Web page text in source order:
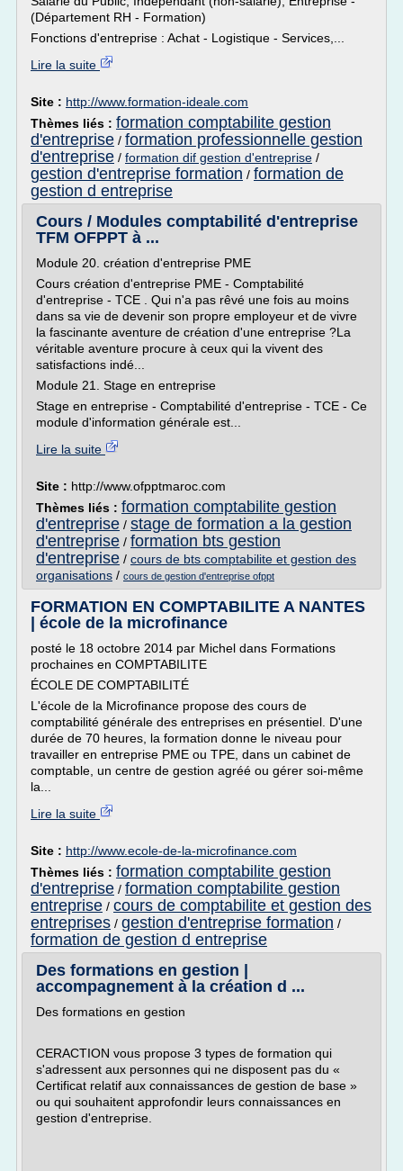
(Département RH - Formation)
Fonctions d'entreprise : Achat - Logistique - Services,...
Lire la suite
Site : http://www.formation-ideale.com
Thèmes liés : formation comptabilite gestion
d'entreprise / formation professionnelle gestion
d'entreprise / formation dif gestion d'entreprise /
gestion d'entreprise formation / formation de
gestion d entreprise
Cours / Modules comptabilité d'entreprise
TFM OFPPT à ...
Module 20. création d'entreprise PME
Cours création d'entreprise PME - Comptabilité
d'entreprise - TCE . Qui n'a pas rêvé une fois au moins
dans sa vie de devenir son propre employeur et de vivre
la fascinante aventure de création d'une entreprise ?La
véritable aventure procure à ceux qui la vivent des
satisfactions indé...
Module 21. Stage en entreprise
Stage en entreprise - Comptabilité d'entreprise - TCE - Ce
module d'information générale est...
Lire la suite
Site : http://www.ofpptmaroc.com
Thèmes liés : formation comptabilite gestion
d'entreprise / stage de formation a la gestion
d'entreprise / formation bts gestion
d'entreprise / cours de bts comptabilite et gestion des
organisations / cours de gestion d'entreprise ofppt
FORMATION EN COMPTABILITE A NANTES
| école de la microfinance
posté le 18 octobre 2014 par Michel dans Formations
prochaines en COMPTABILITE
ÉCOLE DE COMPTABILITÉ
L'école de la Microfinance propose des cours de
comptabilité générale des entreprises en présentiel. D'une
durée de 70 heures, la formation donne le niveau pour
travailler en entreprise PME ou TPE, dans un cabinet de
comptable, un centre de gestion agréé ou gérer soi-même
la...
Lire la suite
Site : http://www.ecole-de-la-microfinance.com
Thèmes liés : formation comptabilite gestion
d'entreprise / formation comptabilite gestion
entreprise / cours de comptabilite et gestion des
entreprises / gestion d'entreprise formation /
formation de gestion d entreprise
Des formations en gestion |
accompagnement à la création d ...
Des formations en gestion
CERACTION vous propose 3 types de formation qui
s'adressent aux personnes qui ne disposent pas du «
Certificat relatif aux connaissances de gestion de base »
ou qui souhaitent approfondir leurs connaissances en
gestion d'entreprise.